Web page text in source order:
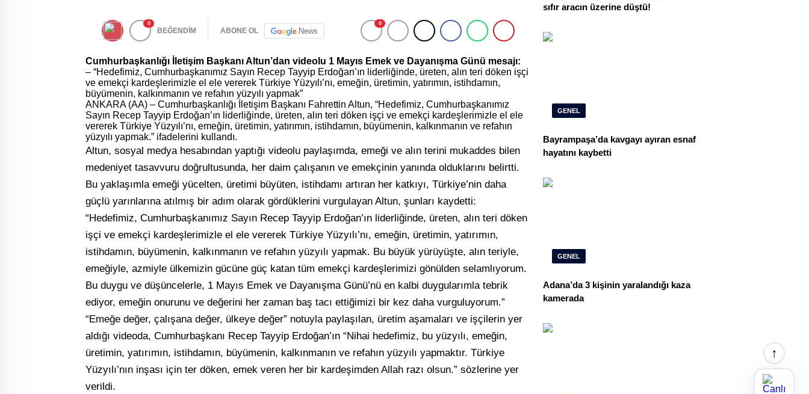
0
BEĞENDİM ABONE OL News
0
Cumhurbaşkanlığı İletişim Başkanı Altun’dan videolu 1 Mayıs Emek ve Dayanışma Günü mesajı:
– “Hedefimiz, Cumhurbaşkanımız Sayın Recep Tayyip Erdoğan’ın liderliğinde, üreten, alın teri döken işçi
ve emekçi kardeşlerimizle el ele vererek Türkiye Yüzyılı’nı, emeğin, üretimin, yatırımın, istihdamın,
büyümenin, kalkınmanın ve refahın yüzyılı yapmak”
ANKARA (AA) – Cumhurbaşkanlığı İletişim Başkanı Fahrettin Altun, “Hedefimiz, Cumhurbaşkanımız
Sayın Recep Tayyip Erdoğan’ın liderliğinde, üreten, alın teri döken işçi ve emekçi kardeşlerimizle el ele
vererek Türkiye Yüzyılı’nı, emeğin, üretimin, yatırımın, istihdamın, büyümenin, kalkınmanın ve refahın
yüzyılı yapmak.” ifadelerini kullandı.
Altun, sosyal medya hesabından yaptığı videolu paylaşımda, emeği ve alın terini mukaddes bilen
medeniyet tasavvuru doğrultusunda, her daim çalışanın ve emekçinin yanında olduklarını belirtti.
Bu yaklaşımla emeği yücelten, üretimi büyüten, istihdamı artıran her katkıyı, Türkiye’nin daha
güçlü yarınlarına atılmış bir adım olarak gördüklerini vurgulayan Altun, şunları kaydetti:
“Hedefimiz, Cumhurbaşkanımız Sayın Recep Tayyip Erdoğan’ın liderliğinde, üreten, alın teri döken
işçi ve emekçi kardeşlerimizle el ele vererek Türkiye Yüzyılı’nı, emeğin, üretimin, yatırımın,
istihdamın, büyümenin, kalkınmanın ve refahın yüzyılı yapmak. Bu büyük yürüyüşte, alın teriyle,
emeğiyle, azmiyle ülkemizin gücüne güç katan tüm emekçi kardeşlerimizi gönülden selamlıyorum.
Bu duygu ve düşüncelerle, 1 Mayıs Emek ve Dayanışma Günü’nü en kalbi duygularımla tebrik
ediyor, emeğin onurunu ve değerini her zaman baş tacı ettiğimizi bir kez daha vurguluyorum.”
“Emeğe değer, çalışana değer, ülkeye değer” notuyla paylaşılan, üretim aşamaları ve işçilerin yer
aldığı videoda, Cumhurbaşkanı Recep Tayyip Erdoğan’ın “Nihai hedefimiz, bu yüzyılı, emeğin,
üretimin, yatırımın, istihdamın, büyümenin, kalkınmanın ve refahın yüzyılı yapmaktır. Türkiye
Yüzyılı’nın inşası için ter döken, emek veren her bir kardeşimden Allah razı olsun.” sözlerine yer
verildi.
sıfır aracın üzerine düştü!
GENEL
Bayrampaşa’da kavgayı ayıran esnaf
hayatını kaybetti
GENEL
Adana’da 3 kişinin yaralandığı kaza
kamerada
↑